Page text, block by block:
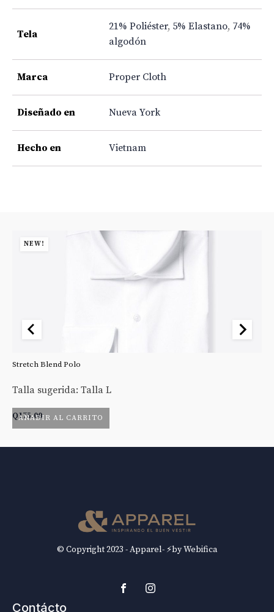
Tela
21% Poliéster, 5% Elastano, 74%
algodón
Marca Proper Cloth
Diseñado en Nueva York
Hecho en Vietnam
NEW!
AÑADIR AL CARRITO
Stretch Blend Polo
Talla sugerida: Talla L
Q175.00
© Copyright 2023 - Apparel- ⚡by Webifica
Contácto